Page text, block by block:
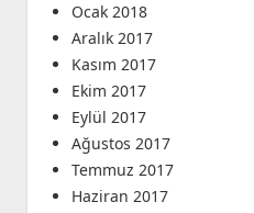
Ocak 2018
Aralık 2017
Kasım 2017
Ekim 2017
Eylül 2017
Ağustos 2017
Temmuz 2017
Haziran 2017